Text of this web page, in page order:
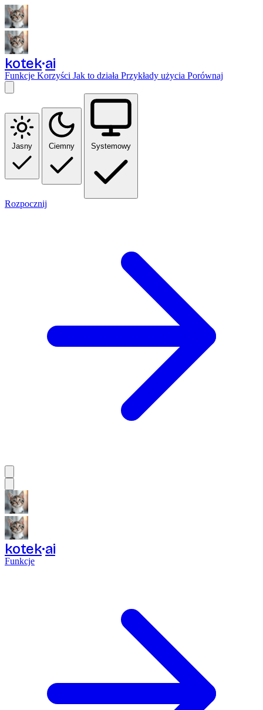
kotek ai
Funkcje Korzyści Jak to działa Przykłady użycia Porównaj
Jasny Ciemny Systemowy
Rozpocznij
kotek ai
Funkcje